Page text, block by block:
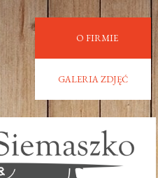
O FIRMIE
GALERIA ZDJĘĆ